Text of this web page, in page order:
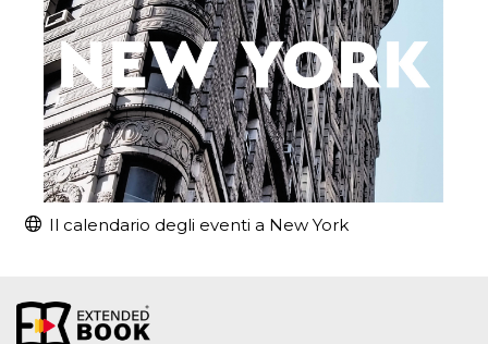
Il calendario degli eventi a New York